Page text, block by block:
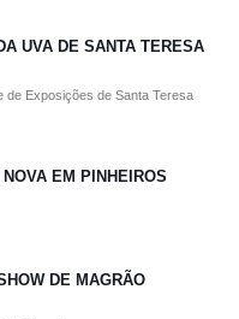
UVA DE SANTA TERESA
de Exposições de Santa Teresa
EM PINHEIROS
DE MAGRÃO